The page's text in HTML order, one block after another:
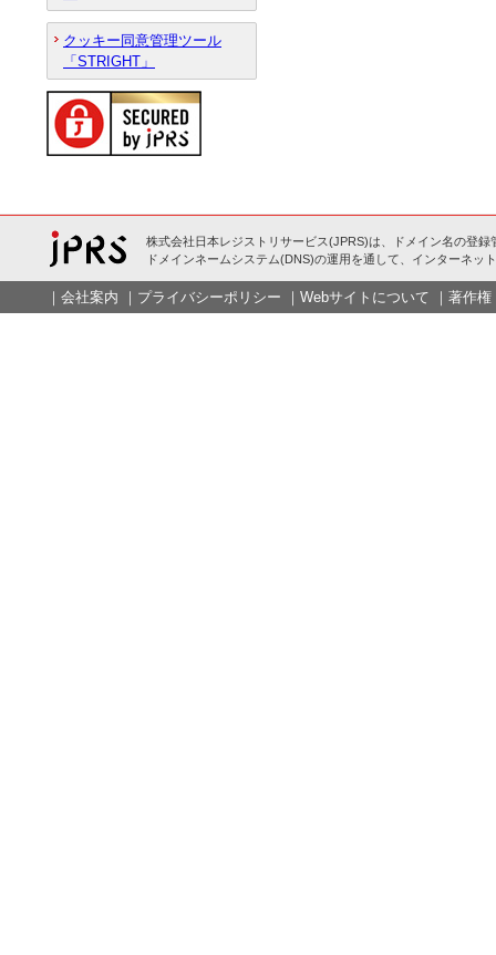
クッキー同意管理ツール
「STRIGHT」
株式会社日本レジストリサービス(JPRS)は、ドメイン名の登録
ドメインネームシステム(DNS)の運用を通して、インターネッ
｜ 会社案内 ｜ プライバシーポリシー ｜ Webサイトについて ｜ 著作権